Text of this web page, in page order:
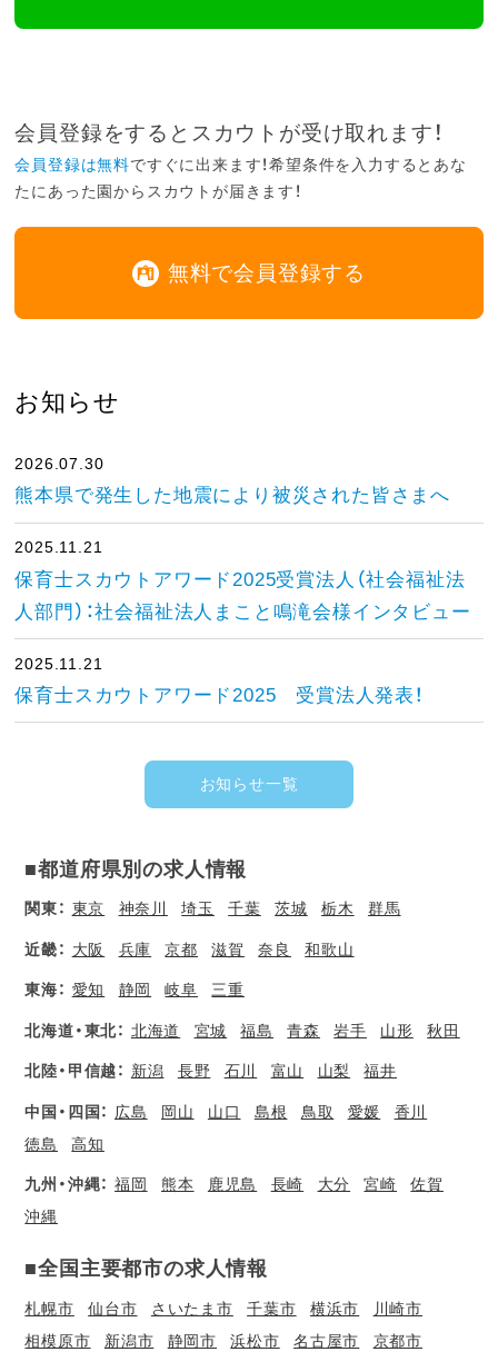
会員登録をするとスカウトが受け取れます！
会員登録は無料ですぐに出来ます！希望条件を入力するとあな
たにあった園からスカウトが届きます！
無料で会員登録する
お知らせ
2026.07.30
熊本県で発生した地震により被災された皆さまへ
2025.11.21
保育士スカウトアワード2025受賞法人（社会福祉法
人部門）：社会福祉法人まこと鳴滝会様インタビュー
2025.11.21
保育士スカウトアワード2025 受賞法人発表！
お知らせ一覧
■都道府県別の求人情報
関東： 東京 神奈川 埼玉 千葉 茨城 栃木 群馬
近畿： 大阪 兵庫 京都 滋賀 奈良 和歌山
東海： 愛知 静岡 岐阜 三重
北海道・東北： 北海道 宮城 福島 青森 岩手 山形 秋田
北陸・甲信越： 新潟 長野 石川 富山 山梨 福井
中国・四国： 広島 岡山 山口 島根 鳥取 愛媛
香川
徳島
高知
九州・沖縄： 福岡 熊本 鹿児島 長崎 大分 宮崎
佐賀
沖縄
■全国主要都市の求人情報
札幌市 仙台市 さいたま市 千葉市 横浜市
川崎市
相模原市
新潟市 静岡市 浜松市 名古屋市
京都市